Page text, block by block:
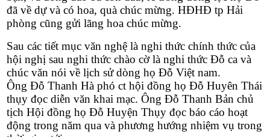
đã về dự và có hoa, quà chúc mừng. HĐHĐ tp Hải
phòng cũng gửi lãng hoa chúc mừng.
Sau các tiết mục văn nghệ là nghi thức chính thức của
hội nghị sau nghi thức chào cờ là nghi thức Đỗ ca và
chúc văn nói về lịch sử dòng họ Đỗ Việt nam.
Ông Đỗ Thanh Hà phó ct hội đồng họ Đỗ Huyên Thái
thụy đọc diễn văn khai mạc. Ông Đỗ Thanh Bản chủ
tịch Hội đồng họ Đỗ Huyện Thụy đọc báo cáo hoạt
động trong năm qua và phương hướng nhiệm vụ trong